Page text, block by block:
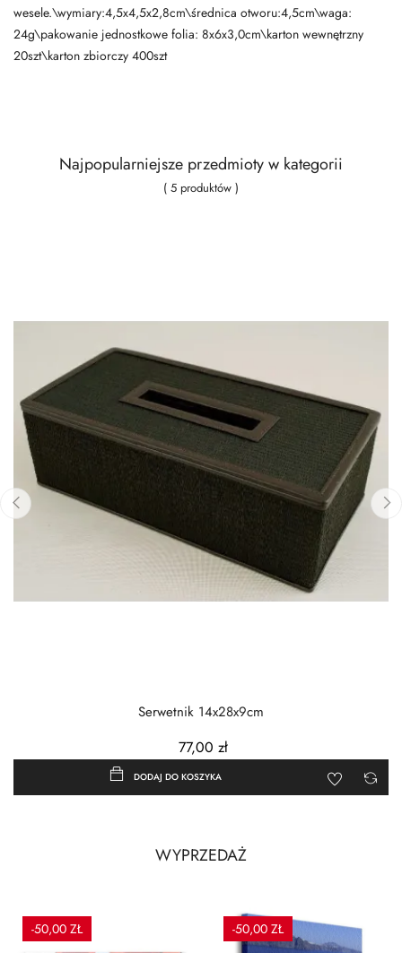
wesele.\wymiary:4,5x4,5x2,8cm\średnica otworu:4,5cm\waga:
24g\pakowanie jednostkowe folia: 8x6x3,0cm\karton wewnętrzny
20szt\karton zbiorczy 400szt
Najpopularniejsze przedmioty w kategorii
( 5 produktów )
Serwetnik 14x28x9cm
77,00 zł
DODAJ DO KOSZYKA
WYPRZEDAŻ
-50,00 ZŁ -50,00 ZŁ